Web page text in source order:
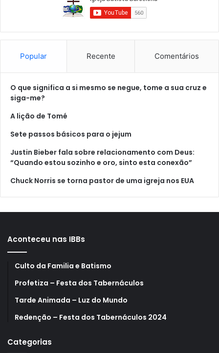
Popular Recente Comentários
O que significa a si mesmo se negue, tome a sua cruz e
siga-me?
A lição de Tomé
Sete passos básicos para o jejum
Justin Bieber fala sobre relacionamento com Deus:
“Quando estou sozinho e oro, sinto esta conexão”
Chuck Norris se torna pastor de uma igreja nos EUA
Aconteceu nas IBBs
Culto da Familia e Batismo
Profetiza – Festa dos Tabernáculos
Tarde Animada – Luz do Mundo
Redenção – Festa dos Tabernáculos 2024
Categorias